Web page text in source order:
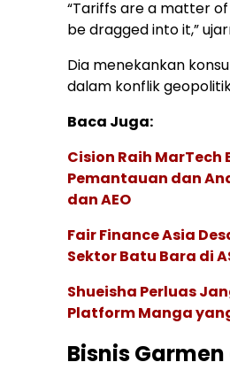
“Tariffs are a matter
be dragged into it,”
Dia menekankan
dalam konflik
Baca Juga:
Cision Raih
Pemantauan dan
dan AEO
Fair Finance Asia
Sektor Batu Bara di
Shueisha Perluas
Platform Manga
Bisnis